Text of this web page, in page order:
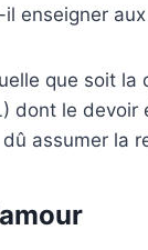
enseigner
que soit
dont le devoir
dû assumer la